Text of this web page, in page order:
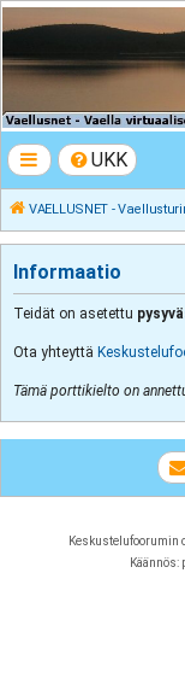
UKK
VAELLUSNET -
Informaatio
Teidät on asetettu
Ota yhteyttä
Tämä porttikielto on
Keskustelufoorumin